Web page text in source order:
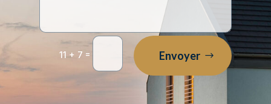
11 + 7 = Envoyer